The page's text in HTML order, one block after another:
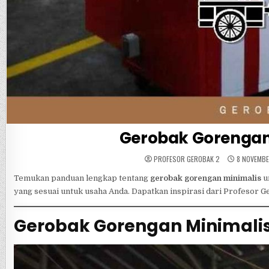
Gerobak
PROFESOR GEROBAK 2 8
Temukan panduan lengkap tentang gerobak gorengan minimalis
yang sesuai untuk usaha Anda. Dapatkan inspirasi dari Profesor
Gerobak Gorengan